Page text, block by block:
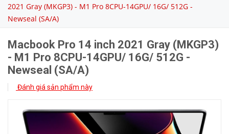
2021 Gray (MKGP3) - M1 Pro 8CPU-14GPU/ 16G/ 512G -
Newseal (SA/A)
Macbook Pro 14 inch 2021 Gray (MKGP3)
- M1 Pro 8CPU-14GPU/ 16G/ 512G -
Newseal (SA/A)
Đánh giá sản phẩm này